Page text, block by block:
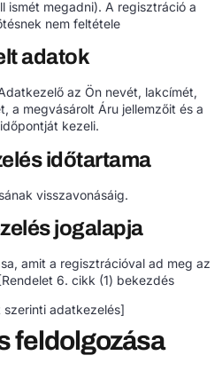
ismét megadni). A regisztráció a
nem feltétele
adatok
az Ön nevét, lakcímét,
a megvásárolt Áru jellemzőit és a
kezeli.
időtartama
visszavonásáig.
jogalapja
amit a regisztrációval ad meg az
6. cikk (1) bekezdés
szerinti adatkezelés]
feldolgozása